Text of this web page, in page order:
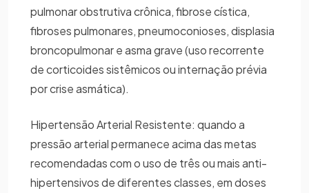
pulmonar obstrutiva crônica, fibrose cística,
fibroses pulmonares, pneumoconioses, displasia
broncopulmonar e asma grave (uso recorrente
de corticoides sistêmicos ou internação prévia
por crise asmática).
Hipertensão Arterial Resistente: quando a
pressão arterial permanece acima das metas
recomendadas com o uso de três ou mais anti-
hipertensivos de diferentes classes, em doses